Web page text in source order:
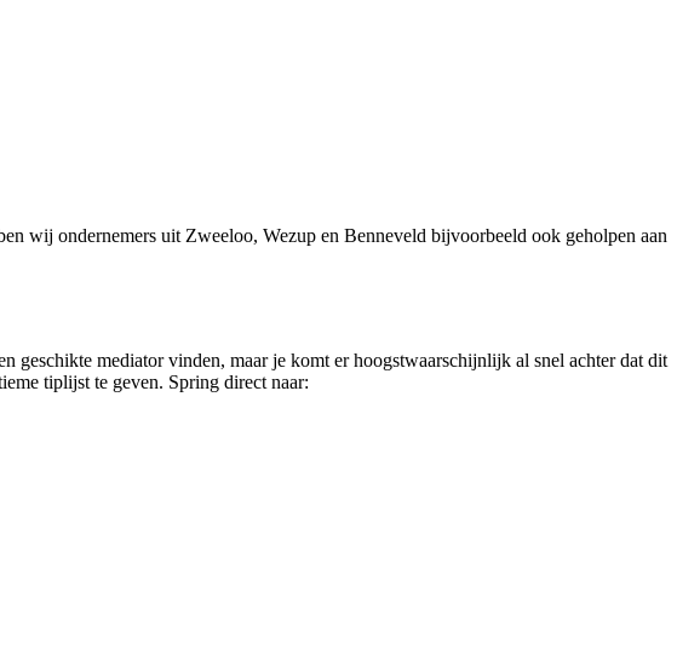
wij ondernemers uit Zweeloo, Wezup en Benneveld bijvoorbeeld ook geholpen aan
geschikte mediator vinden, maar je komt er hoogstwaarschijnlijk al snel achter dat dit
tiplijst te geven. Spring direct naar: